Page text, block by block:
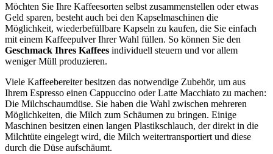
Möchten Sie Ihre Kaffeesorten selbst zusammenstellen oder etwas
Geld sparen, besteht auch bei den Kapselmaschinen die
Möglichkeit, wiederbefüllbare Kapseln zu kaufen, die Sie einfach
mit einem Kaffeepulver Ihrer Wahl füllen. So können Sie den
Geschmack Ihres Kaffees individuell steuern und vor allem
weniger Müll produzieren.
Viele Kaffeebereiter besitzen das notwendige Zubehör, um aus
Ihrem Espresso einen Cappuccino oder Latte Macchiato zu machen:
Die Milchschaumdüse. Sie haben die Wahl zwischen mehreren
Möglichkeiten, die Milch zum Schäumen zu bringen. Einige
Maschinen besitzen einen langen Plastikschlauch, der direkt in die
Milchtüte eingelegt wird, die Milch weitertransportiert und diese
durch die Düse aufschäumt.